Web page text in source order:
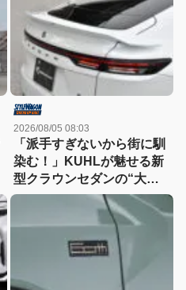
2026/08/05 08:03
「派手すぎないから街に馴
染む！」KUHLが魅せる新
型クラウンセダンの“大人
な”薄型フラップエアロ